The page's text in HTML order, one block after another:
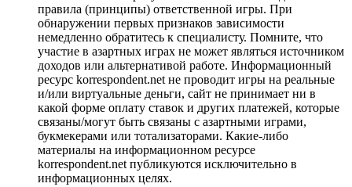
правила (принципы) ответственной игры. При
обнаружении первых признаков зависимости
немедленно обратитесь к специалисту. Помните, что
участие в азартных играх не может являться источником
доходов или альтернативой работе. Информационный
ресурс korrespondent.net не проводит игры на реальные
и/или виртуальные деньги, сайт не принимает ни в
какой форме оплату ставок и других платежей, которые
связаны/могут быть связаны с азартными играми,
букмекерами или тотализаторами. Какие-либо
материалы на информационном ресурсе
korrespondent.net публикуются исключительно в
информационных целях.